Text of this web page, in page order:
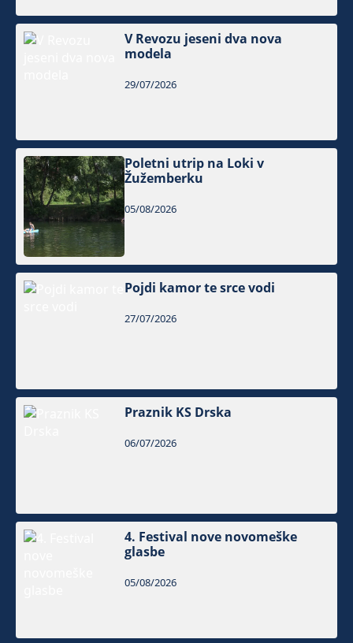
V Revozu jeseni dva nova
modela
29/07/2026
Poletni utrip na Loki v
Žužemberku
05/08/2026
Pojdi kamor te srce vodi
27/07/2026
Praznik KS Drska
06/07/2026
4. Festival nove novomeške
glasbe
05/08/2026